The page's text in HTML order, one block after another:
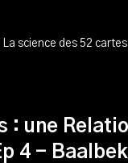
La science des 52 cartes
: une
4 -